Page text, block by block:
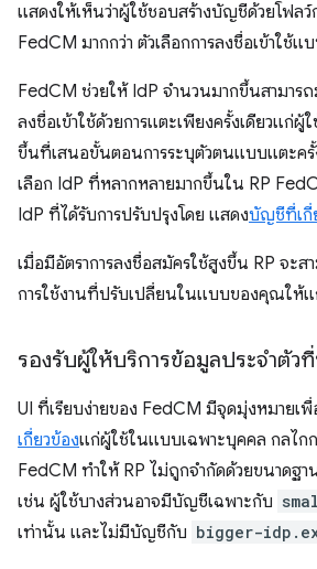
แสดงให้เห็นว่าผู้ใช้ชอบสร้างบัญชีด้วยโฟลว์
FedCM มากกว่า ตัวเลือกการลงชื่อเข้าใช้
FedCM ช่วยให้ IdP จำนวนมากขึ้นสามาร
ลงชื่อเข้าใช้ด้วยการแตะเพียงครั้งเดียวแก่ผู้
ขึ้นที่เสนอขั้นตอนการระบุตัวตนแบบแตะครั้
เลือก IdP ที่หลากหลายมากขึ้นใน RP
IdP ที่ได้รับการปรับปรุงโดย แสดงบัญชีที่เกี่
เมื่อมีอัตราการลงชื่อสมัครใช้สูงขึ้น RP จะ
การใช้งานที่ปรับเปลี่ยนในแบบของคุณให้
รองรับผู้ให้บริการข้อมูลประจำตัว
UI ที่เรียบง่ายของ FedCM มีจุดมุ่งหมายเพื่
เกี่ยวข้องแก่ผู้ใช้ในแบบเฉพาะบุคคล กลไกก
FedCM ทำให้ RP ไม่ถูกจำกัดด้วยขนาดฐ
เช่น ผู้ใช้บางส่วนอาจมีบัญชีเฉพาะกับ
เท่านั้น และไม่มีบัญชีกับ bigger-